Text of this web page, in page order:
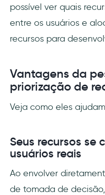
possível ver quais
entre os usuários e
recursos para
Vantagens da
priorização de
Veja como eles
Seus recursos se
usuários reais
Ao envolver
de tomada de